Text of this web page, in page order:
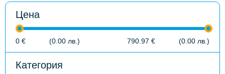
лв.)
Цена
0 € (0.00 лв. ) 790.97 € (0.00 лв. )
Категория